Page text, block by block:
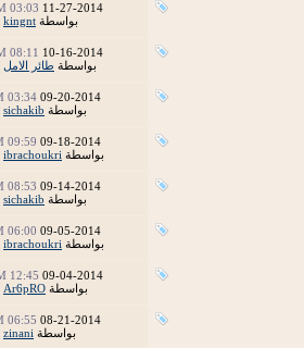
11-27-2014
03:03 AM
بواسطة kingnt
10-16-2014
08:11 AM
بواسطة طائر الامل
09-20-2014
03:34 PM
بواسطة sichakib
09-18-2014
09:59 PM
بواسطة ibrachoukri
09-14-2014
08:53 PM
بواسطة sichakib
09-05-2014
06:00 PM
بواسطة ibrachoukri
09-04-2014
12:45 AM
بواسطة Ar6pRO
08-21-2014
06:55 PM
بواسطة zinani